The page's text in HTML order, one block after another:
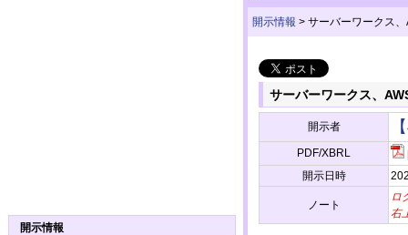
開示情報 > サーバーワークス
サーバーワークス、
開示者
PDF/XBRL
開示日時
ノート
ロ
右
開示情報